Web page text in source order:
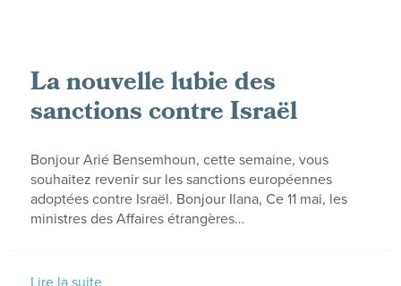
La nouvelle lubie des
sanctions contre Israël
Bonjour Arié Bensemhoun, cette semaine, vous
souhaitez revenir sur les sanctions européennes
adoptées contre Israël. Bonjour Ilana, Ce 11 mai, les
ministres des Affaires étrangères…
Lire la suite